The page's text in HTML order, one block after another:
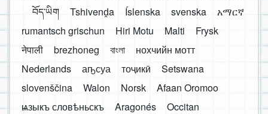
བོད་ཡིག
Tshivenḓa Íslenska svenska
አማርኛ
rumantsch grischun
Hiri Motu Malti
Frysk
नेपाली
brezhoneg বাংলা
нохчийн мотт
Nederlands
аҧсуа тоҷикӣ
Setswana
slovenščina
Walon Norsk
Afaan Oromoo
ѩзыкъ словѣньскъ
Aragonés
Occitan